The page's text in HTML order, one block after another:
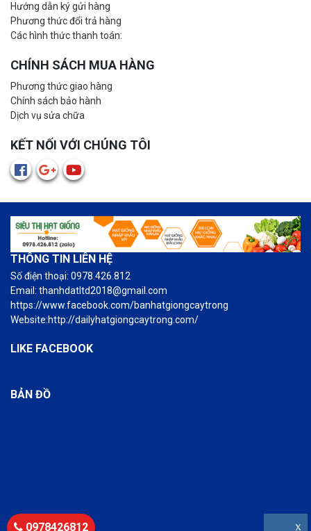
Hướng dẫn ký gửi hàng
Phương thức đổi trả hàng
Các hình thức thanh toán:
CHÍNH SÁCH MUA HÀNG
Phương thức giao hàng
Chính sách bảo hành
Dịch vụ sửa chữa
KẾT NỐI VỚI CHÚNG TÔI
THÔNG TIN LIÊN HỆ
Số điện thoại: 0978.426.812
Email: thanhdatltd2018@gmail.com
https://www.facebook.com/banhatgiongcaytrong
Website:http://dailyhatgiongcaytrong.com/
LIKE FACEBOOK
BẢN ĐỒ
0978426812